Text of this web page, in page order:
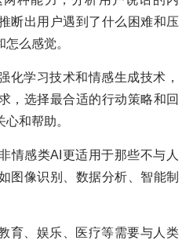
断出用户遇到了什么困难和压
么感觉。
化学习技术和情感生成技术，
，选择最合适的行动策略和回
和帮助。
情感类AI更适用于那些不与人
图像识别、数据分析、智能制
育、娱乐、医疗等需要与人类